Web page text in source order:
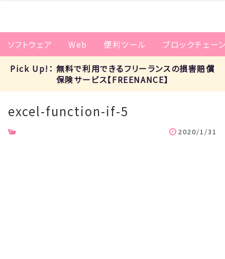
ソフトウェア Web 便利ツール
ブロックチェー
Pick Up!： 無料で利用できるフリーランスの損害賠償
保険サービス【FREENANCE】
excel-function-if-5
2020/1/31